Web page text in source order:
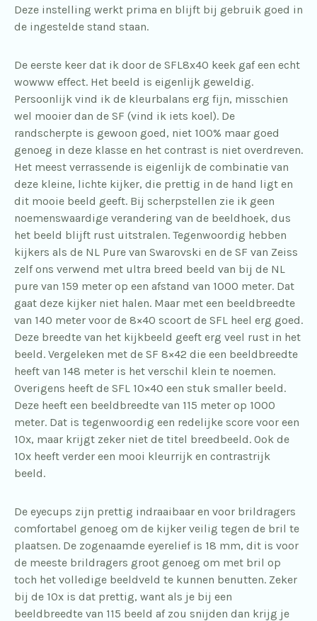
Deze instelling werkt prima en blijft bij gebruik goed in
de ingestelde stand staan.
De eerste keer dat ik door de SFL8x40 keek gaf een echt
wowww effect. Het beeld is eigenlijk geweldig.
Persoonlijk vind ik de kleurbalans erg fijn, misschien
wel mooier dan de SF (vind ik iets koel). De
randscherpte is gewoon goed, niet 100% maar goed
genoeg in deze klasse en het contrast is niet overdreven.
Het meest verrassende is eigenlijk de combinatie van
deze kleine, lichte kijker, die prettig in de hand ligt en
dit mooie beeld geeft. Bij scherpstellen zie ik geen
noemenswaardige verandering van de beeldhoek, dus
het beeld blijft rust uitstralen. Tegenwoordig hebben
kijkers als de NL Pure van Swarovski en de SF van Zeiss
zelf ons verwend met ultra breed beeld van bij de NL
pure van 159 meter op een afstand van 1000 meter. Dat
gaat deze kijker niet halen. Maar met een beeldbreedte
van 140 meter voor de 8×40 scoort de SFL heel erg goed.
Deze breedte van het kijkbeeld geeft erg veel rust in het
beeld. Vergeleken met de SF 8×42 die een beeldbreedte
heeft van 148 meter is het verschil klein te noemen.
Overigens heeft de SFL 10×40 een stuk smaller beeld.
Deze heeft een beeldbreedte van 115 meter op 1000
meter. Dat is tegenwoordig een redelijke score voor een
10x, maar krijgt zeker niet de titel breedbeeld. Ook de
10x heeft verder een mooi kleurrijk en contrastrijk
beeld.
De eyecups zijn prettig indraaibaar en voor brildragers
comfortabel genoeg om de kijker veilig tegen de bril te
plaatsen. De zogenaamde eyerelief is 18 mm, dit is voor
de meeste brildragers groot genoeg om met bril op
toch het volledige beeldveld te kunnen benutten. Zeker
bij de 10x is dat prettig, want als je bij een
beeldbreedte van 115 beeld af zou snijden dan krijg je